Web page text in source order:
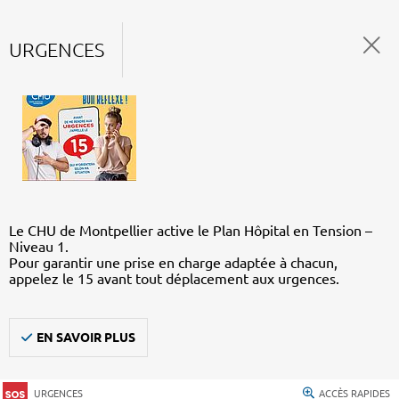
URGENCES
Le CHU de Montpellier active le Plan Hôpital en Tension –
Niveau 1.
Pour garantir une prise en charge adaptée à chacun,
appelez le 15 avant tout déplacement aux urgences.
EN SAVOIR PLUS
URGENCES ACCÈS RAPIDES